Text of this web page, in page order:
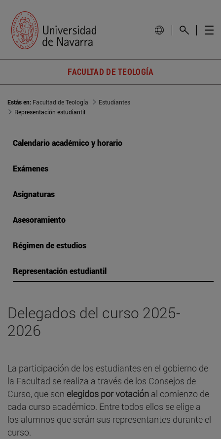
FACULTAD DE TEOLOGÍA
Estás en: Facultad de Teología
Estudiantes
Representación estudiantil
Calendario académico y horario
Exámenes
Asignaturas
Asesoramiento
Régimen de estudios
Representación estudiantil
Delegados del curso 2025-
2026
La participación de los estudiantes en el gobierno de
la Facultad se realiza a través de los Consejos de
Curso, que son elegidos por votación al comienzo de
cada curso académico. Entre todos ellos se elige a
los alumnos que serán sus representantes durante el
curso.